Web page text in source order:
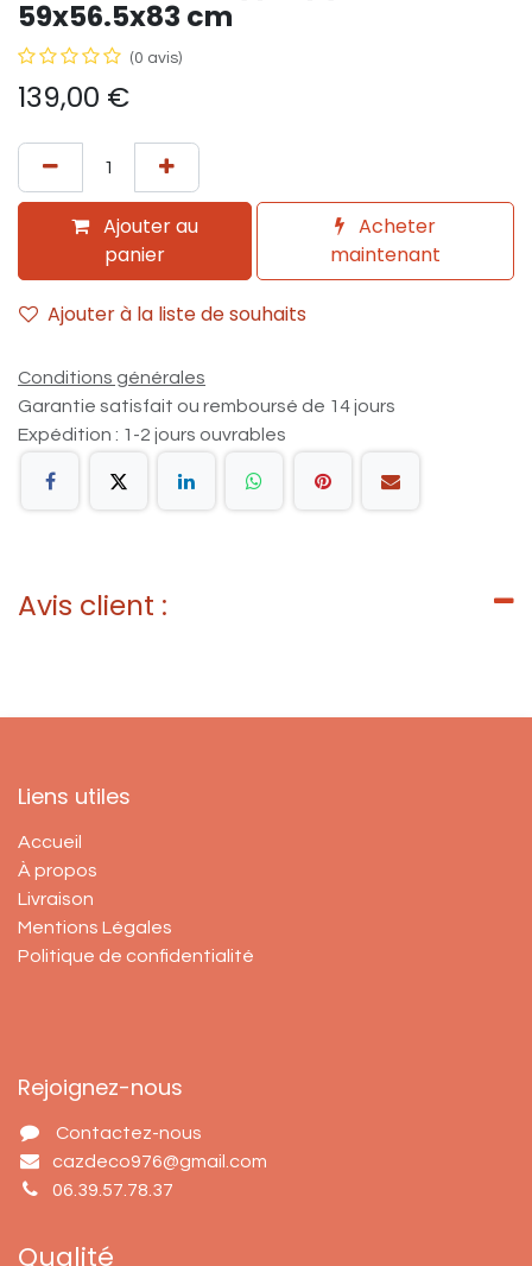
59x56.5x83 cm
(0 avis)
139,00 €
Ajouter au
panier
Acheter
maintenant
Ajouter à la liste de souhaits
Conditions générales
Garantie satisfait ou remboursé de 14 jours
Expédition : 1-2 jours ouvrables
Avis client :
Liens utiles
Accueil
À propos
Livraison
Mentions Légales
Politique de confidentialité
Rejoignez-nous
Contactez-nous
cazdeco976@gmail.com
06.39.57.78.37
Qualité